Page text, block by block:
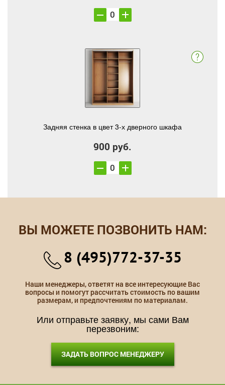
Задняя стенка в цвет 3-х дверного шкафа
900 руб.
ВЫ МОЖЕТЕ ПОЗВОНИТЬ НАМ:
8 (495)772-37-35
Наши менеджеры, ответят на все интересующие Вас
вопросы и помогут рассчитать стоимость по вашим
размерам, и предпочтениям по материалам.
Или отправьте заявку, мы сами Вам
перезвоним:
ЗАДАТЬ ВОПРОС МЕНЕДЖЕРУ